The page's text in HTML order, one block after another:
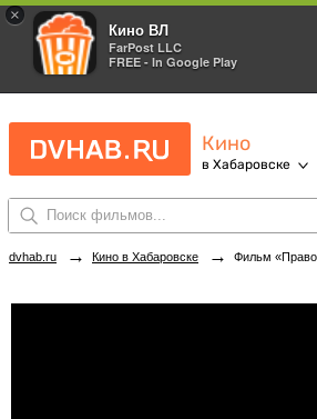
×
Кино ВЛ
FarPost LLC
FREE - In Google Play
Кино
в Хабаровске
dvhab.ru → Кино в Хабаровске → Фильм «Право на